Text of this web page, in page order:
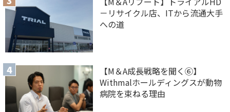
－リサイクル店、ITから流通大手
への道
【M＆A 成長戦略を聞く⑥】
Withmalホールディングスが動物
病院を束ねる理由